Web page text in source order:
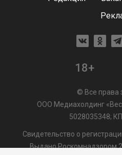
18+
© Все
ООО Медиахолдинг
5028035348;
Свидетельство о
Выдано Роскомнадзором